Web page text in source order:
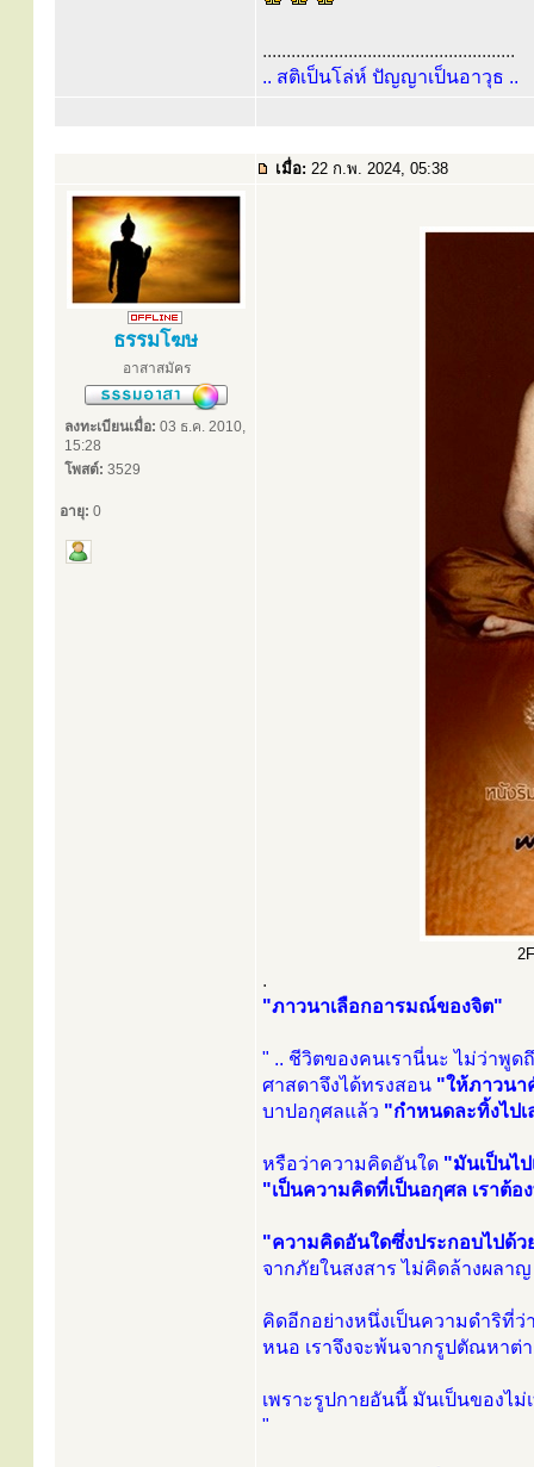
.....................................................
.. สติเป็นโล่ห์ ปัญญาเป็นอาวุธ ..
เมื่อ: 22 ก.พ. 2024, 05:38
ธรรมโฆษ
อาสาสมัคร
ลงทะเบียนเมื่อ: 03 ธ.ค. 2010,
15:28
โพสต์: 3529
อายุ: 0
.
"ภาวนาเลือกอารมณ์ของจิต"
" .. ชีวิตของคนเรานี่นะ ไม่ว่าพูด
ศาสดาจึงได้ทรงสอน "ให้ภาวน
บาปอกุศลแล้ว "กำหนดละทิ้งไป
หรือว่าความคิดอันใด "มันเป็นไ
"เป็นความคิดที่เป็นอกุศล เราต้อ
"ความคิดอันใดซึ่งประกอบไปด้ว
จากภัยในสงสาร ไม่คิดล้างผลาญ
คิดอีกอย่างหนึ่งเป็นความดำริที่ว่
หนอ เราจึงจะพ้นจากรูปตัณหาต่า
เพราะรูปกายอันนี้ มันเป็นของไม่
"